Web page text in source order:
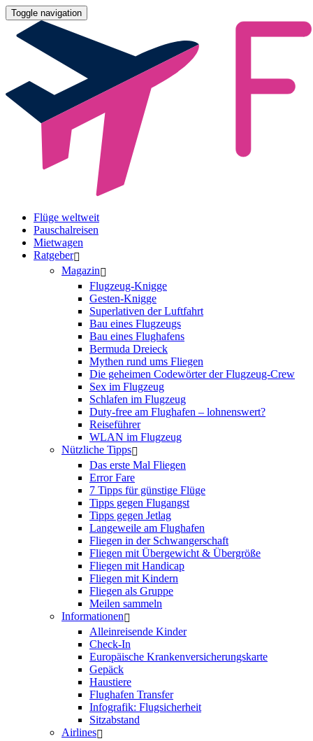
Toggle navigation
Flüge weltweit
Pauschalreisen
Mietwagen
Ratgeber
Magazin
Flugzeug-Knigge
Gesten-Knigge
Superlativen der Luftfahrt
Bau eines Flugzeugs
Bau eines Flughafens
Bermuda Dreieck
Mythen rund ums Fliegen
Die geheimen Codewörter der Flugzeug-Crew
Sex im Flugzeug
Schlafen im Flugzeug
Duty-free am Flughafen – lohnenswert?
Reiseführer
WLAN im Flugzeug
Nützliche Tipps
Das erste Mal Fliegen
Error Fare
7 Tipps für günstige Flüge
Tipps gegen Flugangst
Tipps gegen Jetlag
Langeweile am Flughafen
Fliegen in der Schwangerschaft
Fliegen mit Übergewicht & Übergröße
Fliegen mit Handicap
Fliegen mit Kindern
Fliegen als Gruppe
Meilen sammeln
Informationen
Alleinreisende Kinder
Check-In
Europäische Krankenversicherungskarte
Gepäck
Haustiere
Flughafen Transfer
Infografik: Flugsicherheit
Sitzabstand
Airlines